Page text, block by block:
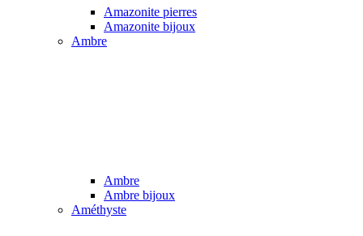
Amazonite pierres
Amazonite bijoux
Ambre
Ambre
Ambre bijoux
Améthyste